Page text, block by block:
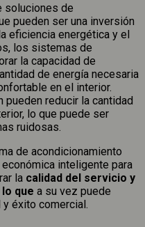
soluciones de
pueden ser una inversión
eficiencia energética y el
los sistemas de
la capacidad de
de energía necesaria
en el interior.
reducir la cantidad
lo que puede ser
ruidosas.
de acondicionamiento
inteligente para
la calidad del servicio y
que a su vez puede
y éxito comercial.